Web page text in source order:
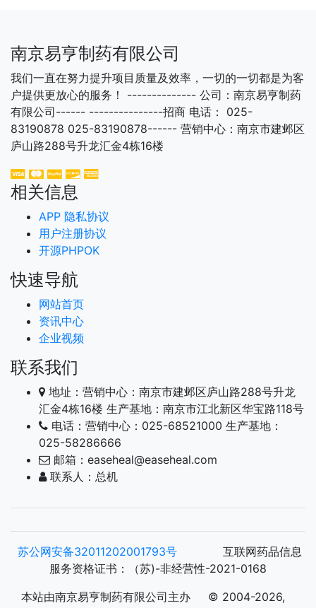
南京易亨制药有限公司
我们一直在努力提升项目质量及效率，一切的一切都是为客
户提供更放心的服务！ -------------- 公司：南京易亨制药
有限公司------ ---------------招商 电话： 025-
83190878 025-83190878------ 营销中心：南京市建邺区
庐山路288号升龙汇金4栋16楼
相关信息
APP 隐私协议
用户注册协议
开源PHPOK
快速导航
网站首页
资讯中心
企业视频
联系我们
地址：营销中心：南京市建邺区庐山路288号升龙
汇金4栋16楼 生产基地：南京市江北新区华宝路118号
电话：营销中心：025-68521000 生产基地：
025-58286666
邮箱：easeheal@easeheal.com
联系人：总机
苏公网安备32011202001793号 互联网药品信息
服务资格证书：（苏)-非经营性-2021-0168
本站由南京易亨制药有限公司主办 © 2004-2026,